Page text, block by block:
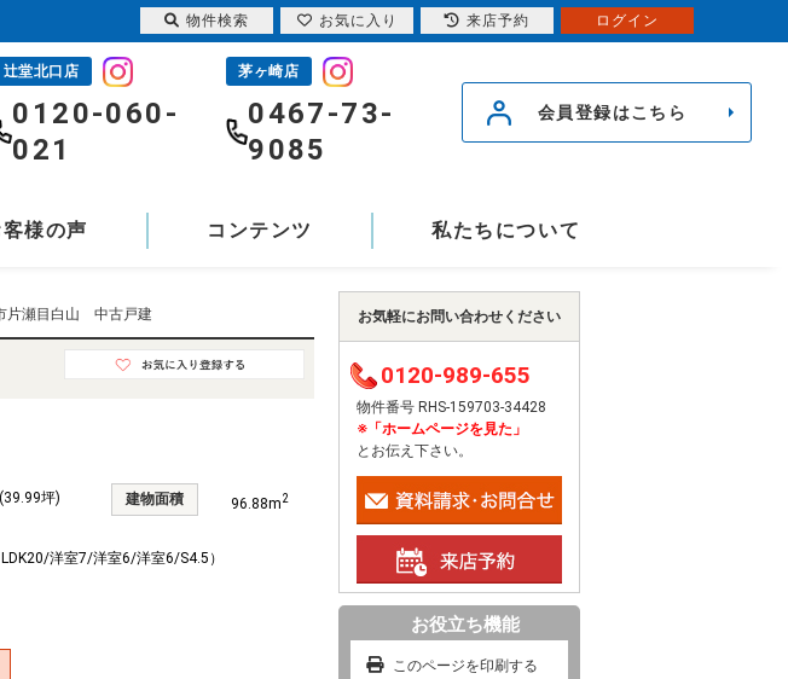
辻堂北口店
0120-060-
021
茅ヶ崎店
0467-73-
9085
会員登録はこちら
様の声 コンテンツ 私たちについて
片瀬目白山 中古戸建
坪) 建物面積 96.88m2
洋室7/洋室6/洋室6/S4.5）
お気軽にお問い合わせください
0120-989-655
物件番号 RHS-159703-34428
※「ホームページを見た」
とお伝え下さい。
お役立ち機能
このページを印刷する
物件検索 お気に入り 来店予約 ログイン